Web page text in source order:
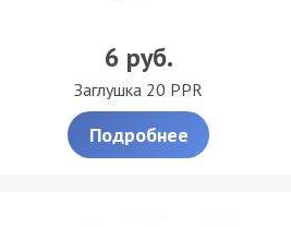
6 руб.
Заглушка 20 PPR
Подробнее